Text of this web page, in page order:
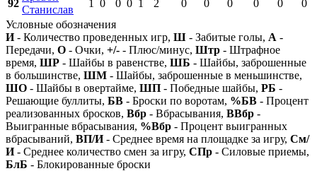
92
Станислав
1 0 0 0 1 2 0 0 0 0 0
0
Условные обозначения
И- Количество проведенных игр, Ш - Забитые голы, А -
Передачи, О - Очки, +/- - Плюс/минус, Штр - Штрафное
время, ШР - Шайбы в равенстве, ШБ - Шайбы, заброшенные
в большинстве, ШМ - Шайбы, заброшенные в меньшинстве,
ШО - Шайбы в овертайме, ШП - Победные шайбы, РБ -
Решающие буллиты, БВ - Броски по воротам, %БВ - Процент
реализованных бросков, Вбр - Вбрасывания, ВВбр -
Выигранные вбрасывания, %Вбр - Процент выигранных
вбрасываний, ВП/И- Среднее время на площадке за игру, См/
И- Среднее количество смен за игру, СПр - Силовые приемы,
БлБ - Блокированные броски